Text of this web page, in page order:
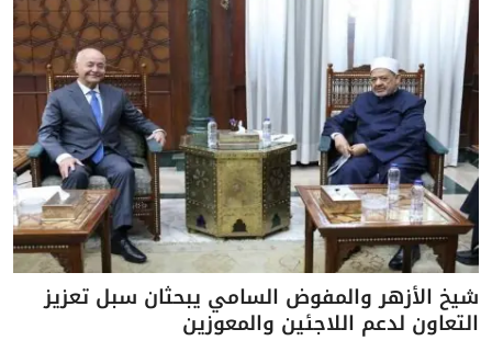
شيخ الأزهر والمفوض السامي يبحثان سبل تعزيز
التعاون لدعم اللاجئين والمعوزين